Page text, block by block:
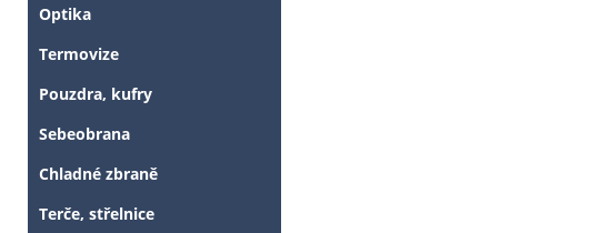
Optika
Termovize
Pouzdra, kufry
Sebeobrana
Chladné zbraně
Terče, střelnice